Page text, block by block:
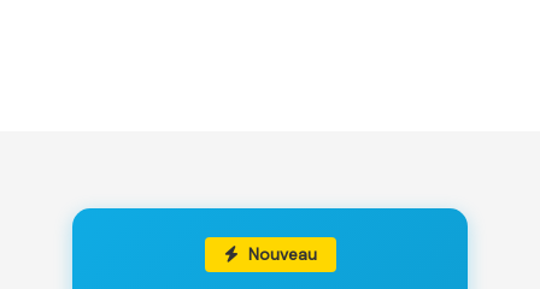
Nouveau